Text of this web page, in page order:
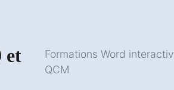
et
Formations Word
QCM